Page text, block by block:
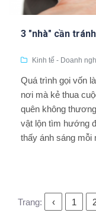
3 "nhà" cần
Kinh tế - Doanh
Quá trình gọi vốn
nơi mà kẻ thua
quên không
vật lộn tìm hướng
thấy ánh sáng mỗi
Trang: ‹ 1